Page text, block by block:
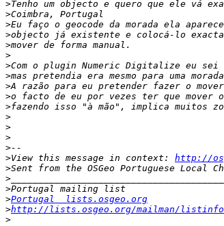
>
>
>
>
>
>
>
>
>
>
>
>
>
>
>
>View this message in context: http://
>
>
>
>Portugal  lists.osgeo.org
>http://lists.osgeo.org/mailman/
>